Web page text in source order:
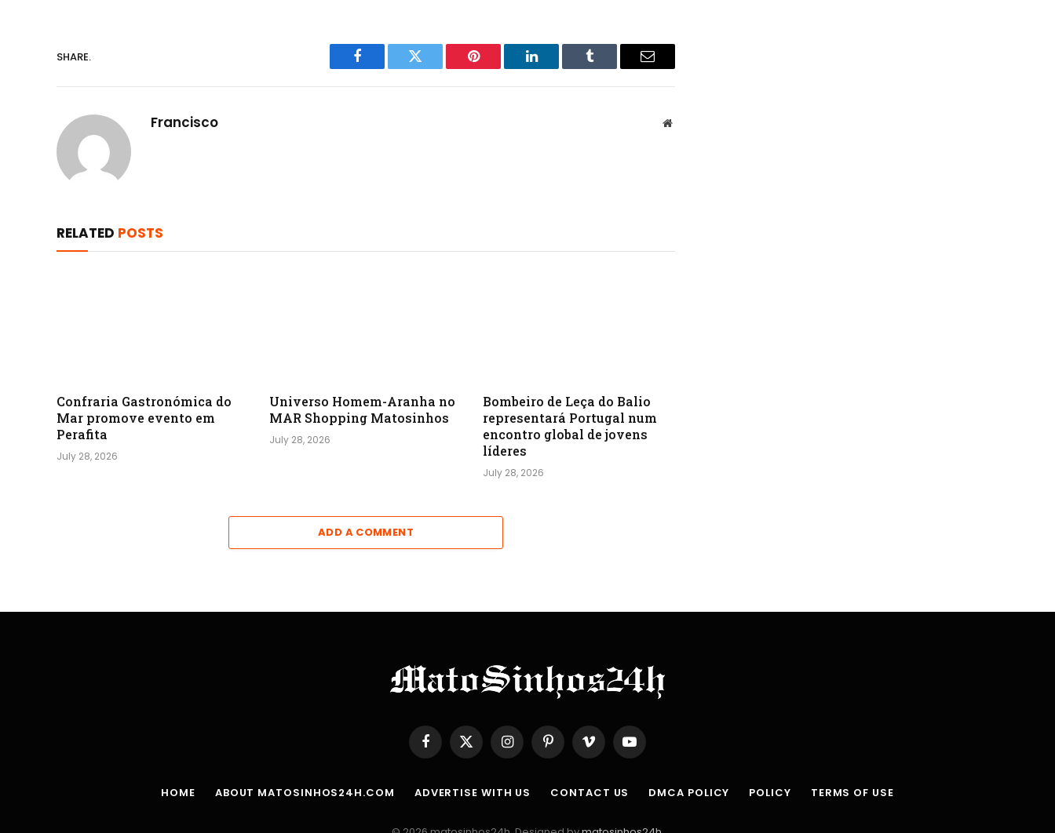
SHARE.
Facebook Twitter Pinterest LinkedIn Tumblr Email
Francisco Website
RELATED POSTS
Confraria Gastronómica do
Mar promove evento em
Perafita
July 28, 2026
Universo Homem-Aranha no
MAR Shopping Matosinhos
July 28, 2026
Bombeiro de Leça do Balio
representará Portugal num
encontro global de jovens
líderes
July 28, 2026
ADD A COMMENT
Facebook
X
(Twitter)
InstagramPinterestVimeo YouTube
HOME ABOUT MATOSINHOS24H.COM ADVERTISE WITH US CONTACT US DMCA POLICY POLICY TERMS OF USE